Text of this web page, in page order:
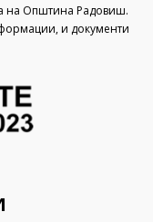
на Општина Радовиш.
и документи